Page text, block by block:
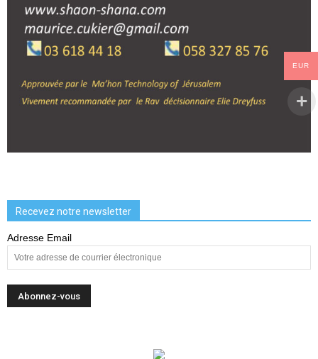
Recevez notre newsletter
Adresse Email
EUR